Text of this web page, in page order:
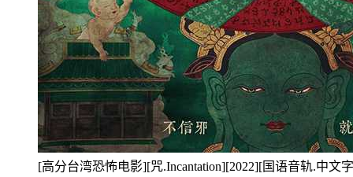
[高分台湾恐怖电影][咒.Incantation][2022][国语音轨.中文